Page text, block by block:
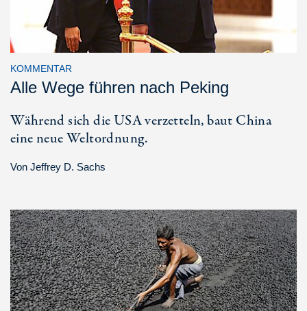
KOMMENTAR
Alle Wege führen nach Peking
Während sich die USA verzetteln, baut China
eine neue Weltordnung.
Von Jeffrey D. Sachs